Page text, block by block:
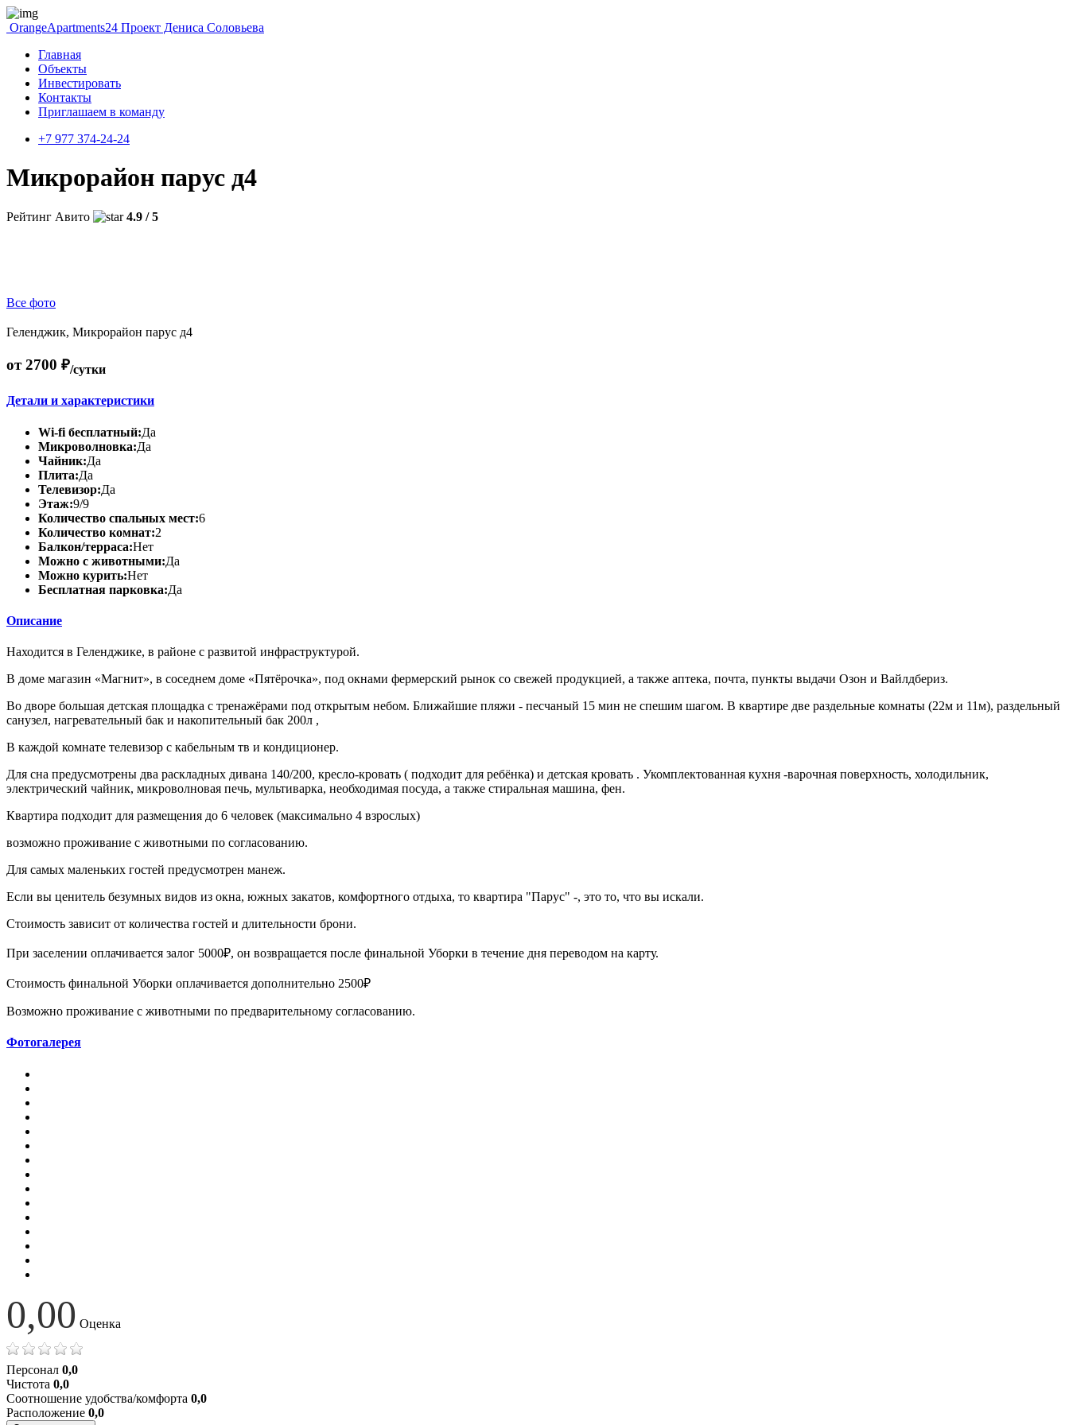
OrangeApartments24 Проект Дениса Соловьева
Главная
Объекты
Инвестировать
Контакты
Приглашаем в команду
+7 977 374-24-24
Микрорайон парус д4
Рейтинг Авито 4.9 / 5
Все фото
Геленджик, Микрорайон парус д4
от 2700 ₽/сутки
Детали и характеристики
Wi-fi бесплатный:Да
Микроволновка:Да
Чайник:Да
Плита:Да
Телевизор:Да
Этаж:9/9
Количество спальных мест:6
Количество комнат:2
Балкон/терраса:Нет
Можно с животными:Да
Можно курить:Нет
Бесплатная парковка:Да
Описание
Находится в Геленджике, в районе с развитой инфраструктурой.
В доме магазин «Магнит», в соседнем доме «Пятёрочка», под окнами фермерский рынок со свежей продукцией, а также аптека, почта, пункты выдачи Озон и Вайлдбериз.
Во дворе большая детская площадка с тренажёрами под открытым небом. Ближайшие пляжи - песчаный 15 мин не спешим шагом. В квартире две раздельные комнаты (22м и 11м), раздельный
санузел, нагревательный бак и накопительный бак 200л ,
В каждой комнате телевизор с кабельным тв и кондиционер.
Для сна предусмотрены два раскладных дивана 140/200, кресло-кровать ( подходит для ребёнка) и детская кровать . Укомплектованная кухня -варочная поверхность, холодильник,
электрический чайник, микроволновая печь, мультиварка, необходимая посуда, а также стиральная машина, фен.
Квартира подходит для размещения до 6 человек (максимально 4 взрослых)
возможно проживание с животными по согласованию.
Для самых маленьких гостей предусмотрен манеж.
Если вы ценитель безумных видов из окна, южных закатов, комфортного отдыха, то квартира "Парус" -, это то, что вы искали.
Стоимость зависит от количества гостей и длительности брони.
При заселении оплачивается залог 5000₽, он возвращается после финальной Уборки в течение дня переводом на карту.
Стоимость финальной Уборки оплачивается дополнительно 2500₽
Возможно проживание с животными по предварительному согласованию.
Фотогалерея
0,00 Оценка
Персонал 0,0
Чистота 0,0
Соотношение удобства/комфорта 0,0
Расположение 0,0